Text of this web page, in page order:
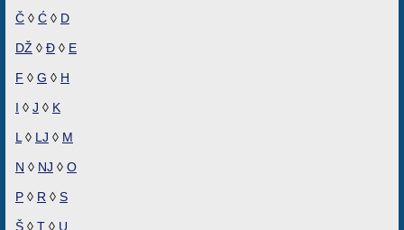
Č ◊ Ć ◊ D
DŽ ◊ Đ ◊ E
F ◊ G ◊ H
I ◊ J ◊ K
L ◊ LJ ◊ M
N ◊ NJ ◊ O
P ◊ R ◊ S
Š ◊ T ◊ U